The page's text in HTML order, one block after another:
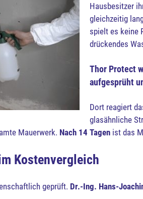
Hausbesitzer
gleichzeitig
spielt es keine
drückendes
Thor Protect
aufgesprüht
Dort reagiert
glasähnliche
Mauerwerk. Nach 14 Tagen ist das
Kostenvergleich
geprüft. Dr.-Ing. Hans-